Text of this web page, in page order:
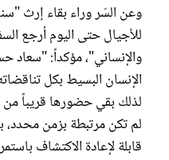
وعن السّر وراء بقاء إرث
للأجيال حتى اليوم أرجع
والإنساني"، مؤكداً:
الإنسان البسيط بكل
لذلك بقي حضورها قريباً من
لم تكن مرتبطة بزمن محدد،
قابلة لإعادة الاكتشاف